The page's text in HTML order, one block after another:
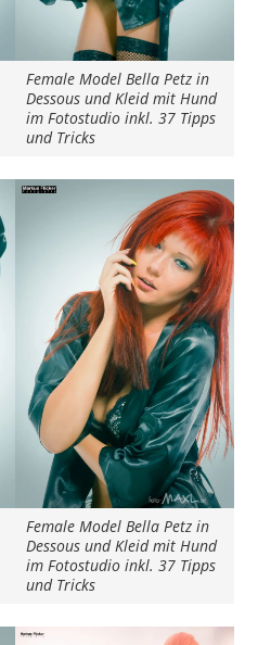
Female Model Bella Petz in
Dessous und Kleid mit Hund
im Fotostudio inkl. 37 Tipps
und Tricks
Female Model Bella Petz in
Dessous und Kleid mit Hund
im Fotostudio inkl. 37 Tipps
und Tricks